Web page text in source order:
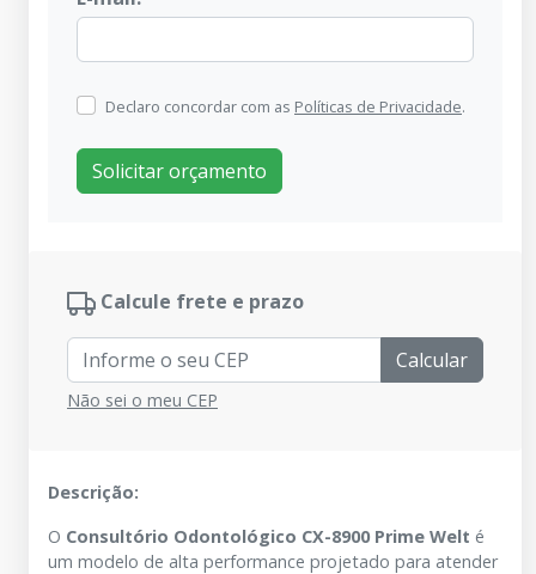
Declaro concordar com as Políticas de Privacidade.
Solicitar orçamento
Calcule frete e prazo
Calcular
Não sei o meu CEP
Descrição:
O Consultório Odontológico CX-8900 Prime Welt é
um modelo de alta performance projetado para atender